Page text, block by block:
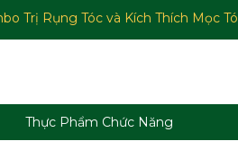
Trị Rụng Tóc và Kích Thích Mọc
Thực Phẩm Chức Năng